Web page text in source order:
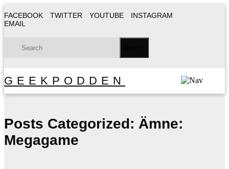
FACEBOOK TWITTER YOUTUBE
INSTAGRAM
EMAIL
GEEKPODDEN
Posts Categorized: Ämne:
Megagame